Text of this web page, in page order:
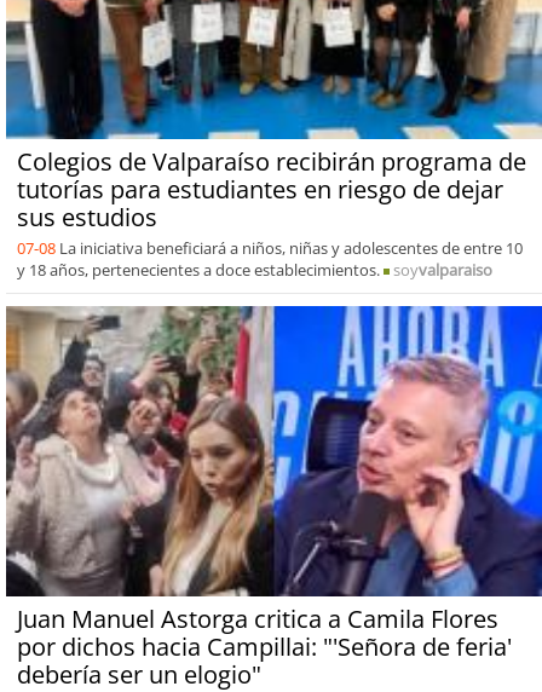
Colegios de Valparaíso recibirán programa de
tutorías para estudiantes en riesgo de dejar
sus estudios
07-08 La iniciativa beneficiará a niños, niñas y adolescentes de entre 10
y 18 años, pertenecientes a doce establecimientos.
soyvalparaiso
Juan Manuel Astorga critica a Camila Flores
por dichos hacia Campillai: "'Señora de feria'
debería ser un elogio"